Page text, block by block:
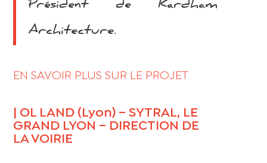
Président de Kardham
Architecture.
EN SAVOIR PLUS SUR LE PROJET
| OL LAND (Lyon) – SYTRAL, LE
GRAND LYON – DIRECTION DE
LA VOIRIE